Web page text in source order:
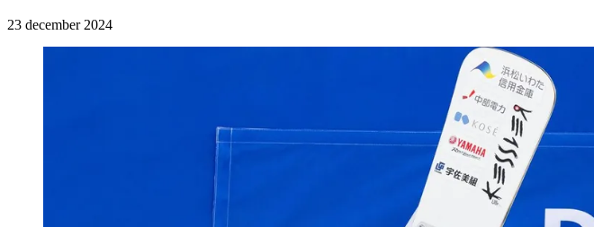
23 december 2024